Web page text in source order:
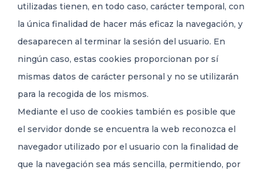
utilizadas tienen, en todo caso, carácter temporal, con
la única finalidad de hacer más eficaz la navegación, y
desaparecen al terminar la sesión del usuario. En
ningún caso, estas cookies proporcionan por sí
mismas datos de carácter personal y no se utilizarán
para la recogida de los mismos.
Mediante el uso de cookies también es posible que
el servidor donde se encuentra la web reconozca el
navegador utilizado por el usuario con la finalidad de
que la navegación sea más sencilla, permitiendo, por